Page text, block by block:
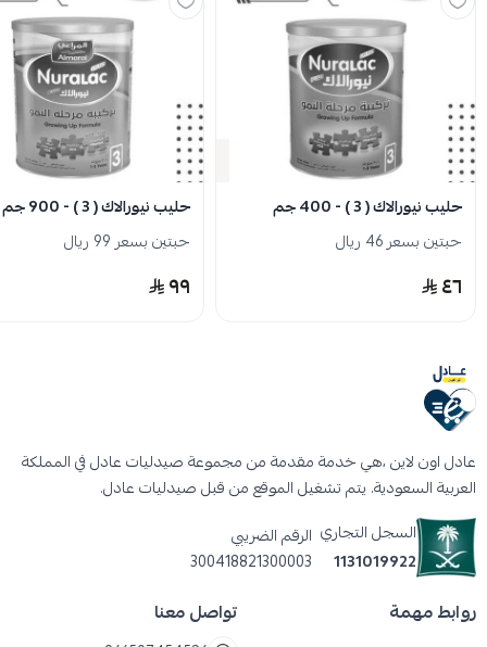
حليب نيورالاك ( 3 ) - 400 جم
حبتين بسعر 46 ريال
٤٦
نفدت الكمية
حليب نيورالاك ( 3 ) - 900 جم
حبتين بسعر 99 ريال
٩٩
عادل اون لاين ،هي خدمة مقدمة من مجموعة صيدليات عادل في المملكة
العربية السعودية. يتم تشغيل الموقع من قبل صيدليات عادل.
السجل التجاري
1131019922
الرقم الضريبي
300418821300003
روابط مهمة تواصل معنا